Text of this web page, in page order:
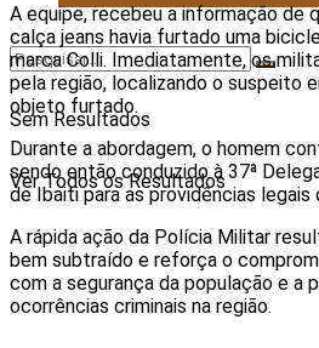
Sem Resultados
Ver Todos os Resultados
A equipe, recebeu a informação de
calça jeans havia furtado uma
marca Colli. Imediatamente, os
pela região, localizando o suspeito
objeto furtado.
Durante a abordagem, o homem
sendo então conduzido à 37ª
de Ibaiti para as providências legais
A rápida ação da Polícia Militar
bem subtraído e reforça o
com a segurança da população e a
ocorrências criminais na região.